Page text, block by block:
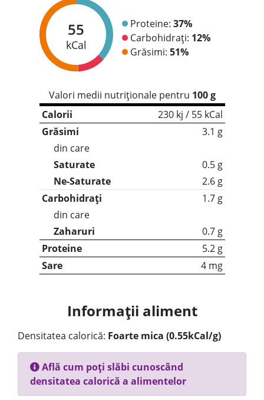
55
kCal
Proteine: 37%
Carbohidrați: 12%
Grăsimi: 51%
Valori medii nutriționale pentru 100 g
Calorii
230 kj / 55 kCal
Grăsimi
3.1 g
din care
Saturate
0.5 g
Ne-Saturate
2.6 g
Carbohidrați
1.7 g
din care
Zaharuri
0.7 g
Proteine
5.2 g
Sare
4 mg
Informații aliment
Densitatea calorică: Foarte mica (0.55kCal/g)
Află cum poți slăbi cunoscând
densitatea calorică a alimentelor